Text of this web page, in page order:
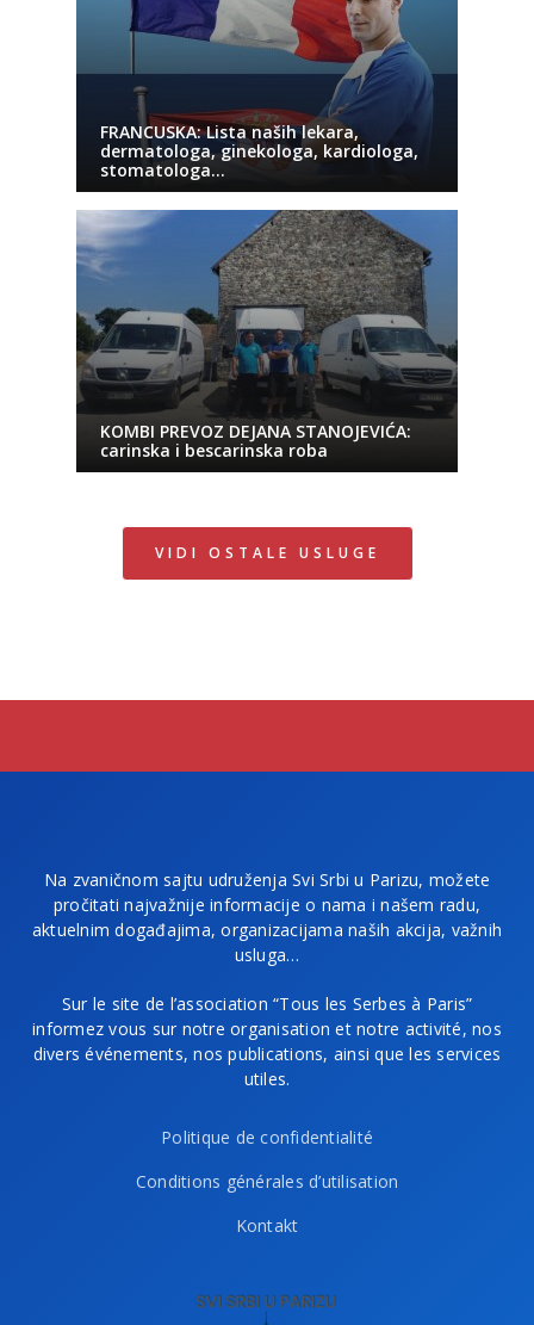
FRANCUSKA: Lista naših lekara,
dermatologa, ginekologa, kardiologa,
stomatologa…
KOMBI PREVOZ DEJANA STANOJEVIĆA:
carinska i bescarinska roba
VIDI OSTALE USLUGE
Na zvaničnom sajtu udruženja Svi Srbi u Parizu, možete
pročitati najvažnije informacije o nama i našem radu,
aktuelnim događajima, organizacijama naših akcija, važnih
usluga…
Sur le site de l’association “Tous les Serbes à Paris”
informez vous sur notre organisation et notre activité, nos
divers événements, nos publications, ainsi que les services
utiles.
Politique de confidentialité
Conditions générales d’utilisation
Kontakt